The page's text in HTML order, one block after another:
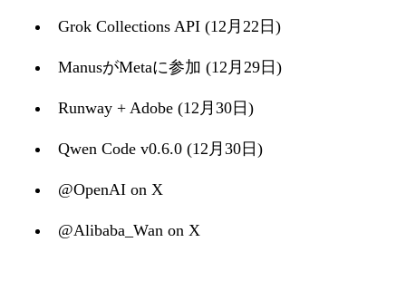
Grok Collections API (12月22日)
ManusがMetaに参加 (12月29日)
Runway + Adobe (12月30日)
Qwen Code v0.6.0 (12月30日)
@OpenAI on X
@Alibaba_Wan on X